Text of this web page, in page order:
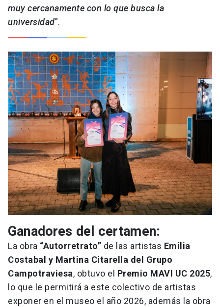
muy cercanamente con lo que busca la
universidad”.
Ganadores del certamen:
La obra “Autorretrato” de las artistas Emilia
Costabal y Martina Citarella del Grupo
Campotraviesa, obtuvo el Premio MAVI UC 2025,
lo que le permitirá a este colectivo de artistas
exponer en el museo el año 2026, además la obra